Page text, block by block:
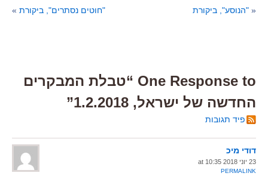
« "הנוסע", ביקורת "חוטים נסתרים", ביקורת »
One Response to “טבלת המבקרים
החדשה של ישראל, 1.2.2018”
פיד תגובות
דודי מיכ
23 יוני 2018 at 10:35
PERMALINK